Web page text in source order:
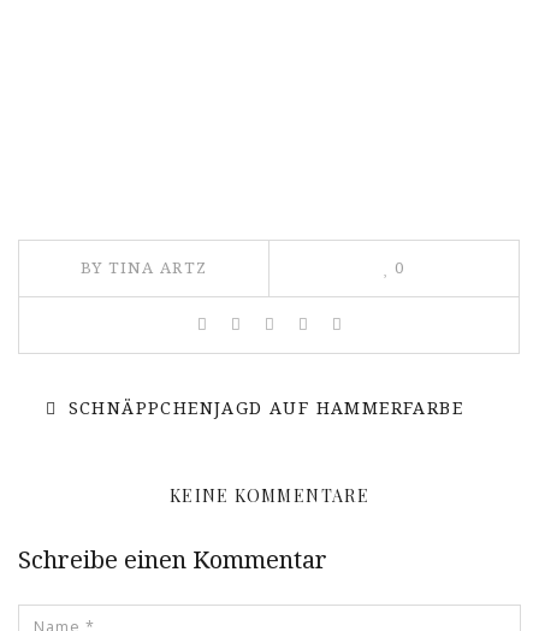
BY TINA ARTZ 0
SCHNÄPPCHENJAGD AUF HAMMERFARBE
KEINE KOMMENTARE
Schreibe einen Kommentar